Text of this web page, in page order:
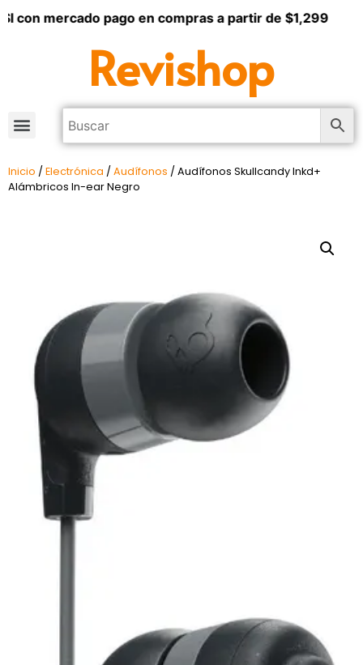
mercado pago en compras a partir de $1,299
Revishop
Inicio / Electrónica / Audífonos / Audífonos Skullcandy Inkd+
Alámbricos In-ear Negro